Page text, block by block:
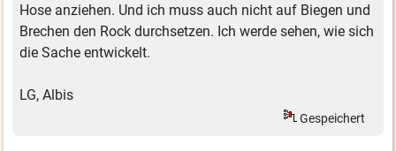
Hose anziehen. Und ich muss auch nicht auf Biegen und
Brechen den Rock durchsetzen. Ich werde sehen, wie sich
die Sache entwickelt.
LG, Albis
Gespeichert